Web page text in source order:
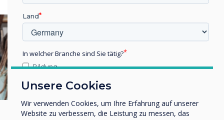
Unsere Cookies
Wir verwenden Cookies, um Ihre Erfahrung auf unserer
Website zu verbessern, die Leistung zu messen, das
Land
In welcher Branche sind Sie tätig?
Bildung
Sonstiges
Name Unternehmen/Einrichtung